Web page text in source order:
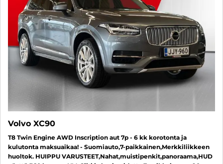
Volvo XC90
T8 Twin Engine AWD Inscription aut 7p - 6 kk korotonta ja
kulutonta maksuaikaa! - Suomiauto,7-paikkainen,Merkkiliikkeen
huoltok. HUIPPU VARUSTEET,Nahat,muistipenkit,panoraama,HUD